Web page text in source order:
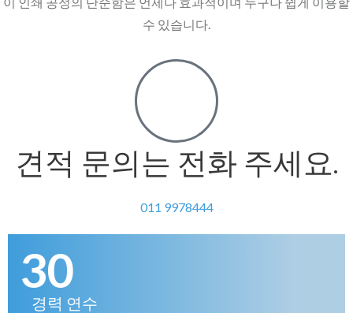
수 있습니다.
견적 문의는 전화 주세요.
011 9978444
30
경력 연수